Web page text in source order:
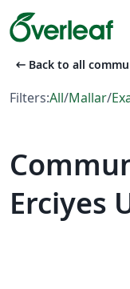
arrow_left_alt Back to all
Filters:All/Mallar/
Erciyes